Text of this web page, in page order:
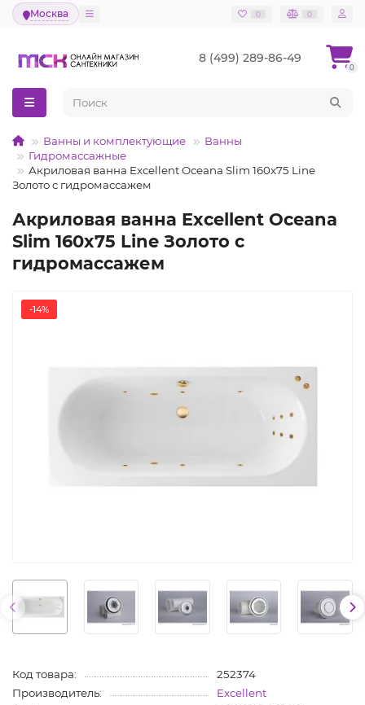
Москва 0 0
8 (499) 289-86-49
0
Ванны и комплектующие
Ванны
Гидромассажные
Акриловая ванна Excellent Oceana Slim 160x75 Line
Золото с гидромассажем
Акриловая ванна Excellent Oceana
Slim 160x75 Line Золото с
гидромассажем
-14%
Код товара:
252374
Производитель:
Excellent